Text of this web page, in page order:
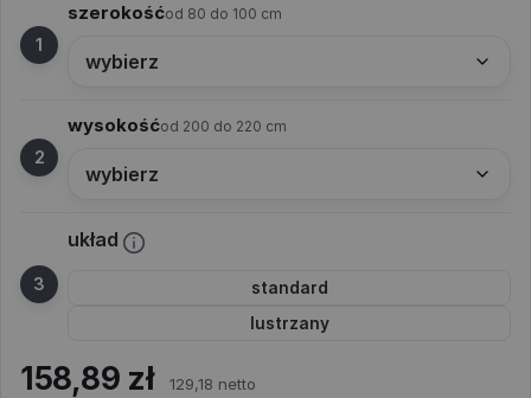
szerokośćod 80 do 100 cm
wysokośćod 200 do 220 cm
układ
standard
lustrzany
158,89 zł 129,18 netto